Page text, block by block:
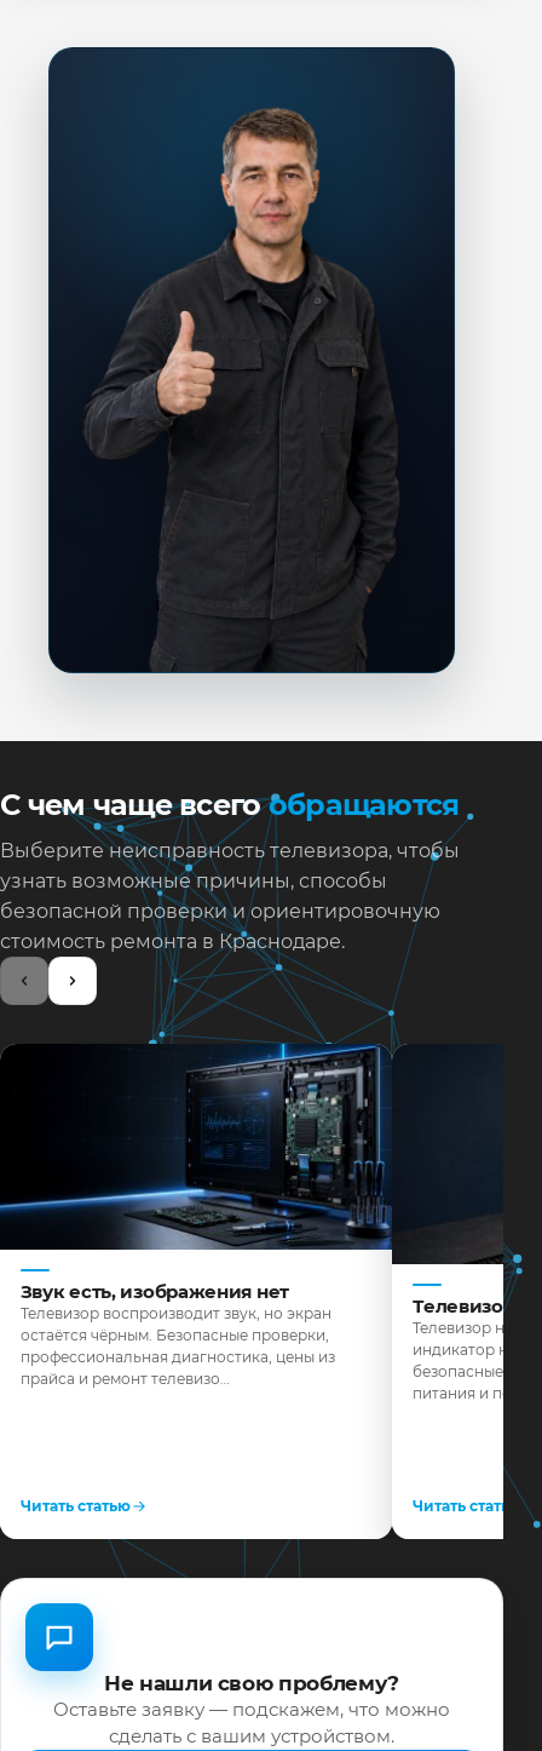
С чем чаще всегообращаются
Выберите неисправность телевизора, чтобы
узнать возможные причины, способы
безопасной проверки и ориентировочную
стоимость ремонта в Краснодаре.
Звук есть, изображения нет
Телевизор воспроизводит звук, но экран
остаётся чёрным. Безопасные проверки,
профессиональная диагностика, цены из
прайса и ремонт телевизо…
Читать статью
Телевизор
Телевизор не
индикатор не
безопасные
питания и
Читать статью
Не нашли свою проблему?
Оставьте заявку — подскажем, что можно
сделать с вашим устройством.